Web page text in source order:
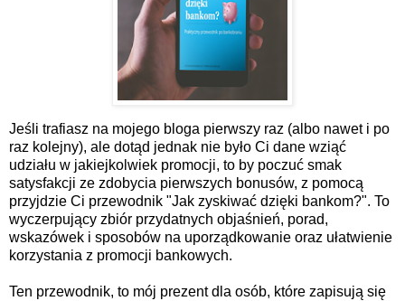
Jeśli trafiasz na mojego bloga pierwszy raz (albo nawet i po
raz kolejny), ale dotąd jednak nie było Ci dane wziąć
udziału w jakiejkolwiek promocji, to by poczuć smak
satysfakcji ze zdobycia pierwszych bonusów, z pomocą
przyjdzie Ci przewodnik "Jak zyskiwać dzięki bankom?". To
wyczerpujący zbiór przydatnych objaśnień, porad,
wskazówek i sposobów na uporządkowanie oraz ułatwienie
korzystania z promocji bankowych.
Ten przewodnik, to mój prezent dla osób, które zapisują się